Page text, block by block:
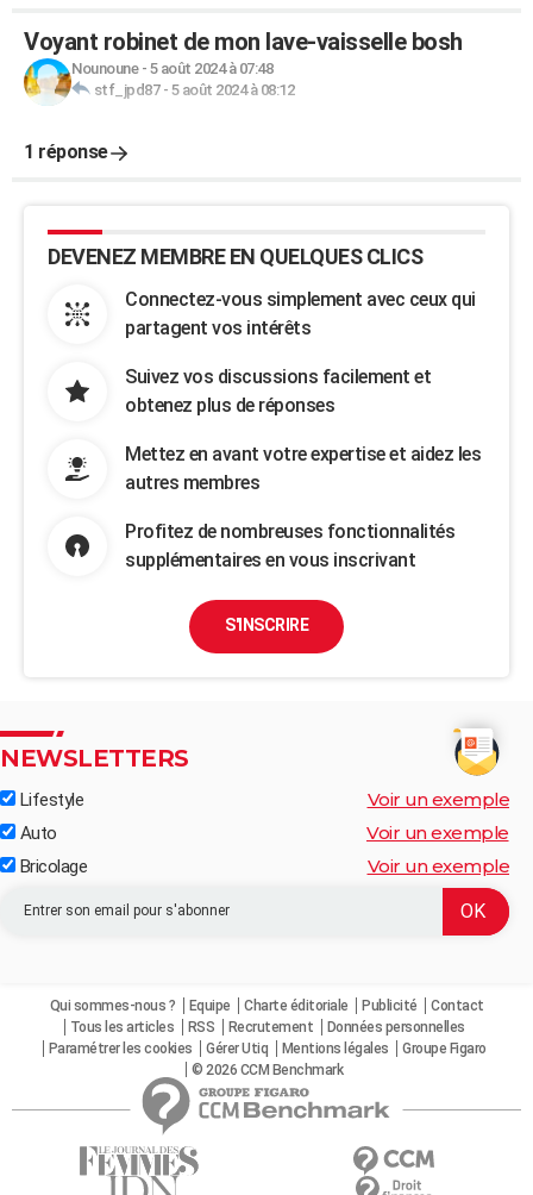
Voyant robinet de mon lave-vaisselle bosh
Nounoune- 5 août 2024 à 07:48
stf_jpd87- 5 août 2024 à 08:12
1 réponse
DEVENEZ MEMBRE EN QUELQUES CLICS
Connectez-vous simplement avec ceux qui
partagent vos intérêts
Suivez vos discussions facilement et
obtenez plus de réponses
Mettez en avant votre expertise et aidez les
autres membres
Profitez de nombreuses fonctionnalités
supplémentaires en vous inscrivant
S'INSCRIRE
NEWSLETTERS
Lifestyle Voir un exemple
Auto Voir un exemple
Bricolage Voir un exemple
Qui sommes-nous ? Equipe Charte éditoriale Publicité
Contact
Tous les articles
RSS Recrutement
Données personnelles
Paramétrer les cookies
Gérer Utiq Mentions légales
Groupe Figaro
© 2026 CCM Benchmark